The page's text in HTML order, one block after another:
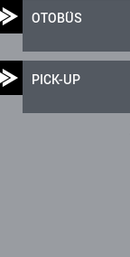
OTOBÜS
PICK-UP